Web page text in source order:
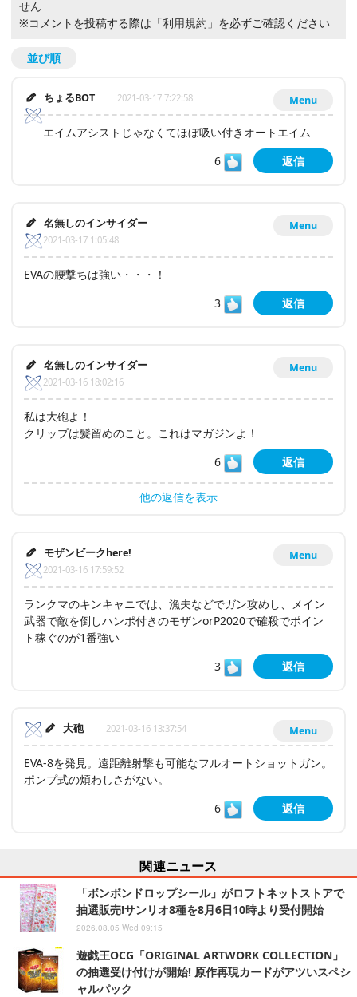
せん
※コメントを投稿する際は 「利用規約」 を必ずご確認ください
並び順
Menu
ちょるBOT 2021-03-17 7:22:58
エイムアシストじゃなくてほぼ吸い付きオートエイム
6
返信
Menu
名無しのインサイダー
2021-03-17 1:05:48
EVAの腰撃ちは強い・・・！
3
返信
Menu
名無しのインサイダー
2021-03-16 18:02:16
私は大砲よ！
クリップは髪留めのこと。これはマガジンよ！
6
返信
他の返信を表示
Menu
モザンビークhere!
2021-03-16 17:59:52
ランクマのキンキャニでは、漁夫などでガン攻めし、メイン
武器で敵を倒しハンポ付きのモザンorP2020で確殺でポイン
ト稼ぐのが1番強い
3
返信
Menu
大砲 2021-03-16 13:37:54
EVA-8を発見。遠距離射撃も可能なフルオートショットガン。
ポンプ式の煩わしさがない。
6
返信
関連ニュース
「ボンボンドロップシール」がロフトネットストアで
抽選販売!サンリオ8種を8月6日10時より受付開始
2026.08.05 Wed 09:15
遊戯王OCG「ORIGINAL ARTWORK COLLECTION」
の抽選受け付けが開始! 原作再現カードがアツいスペシ
ャルパック